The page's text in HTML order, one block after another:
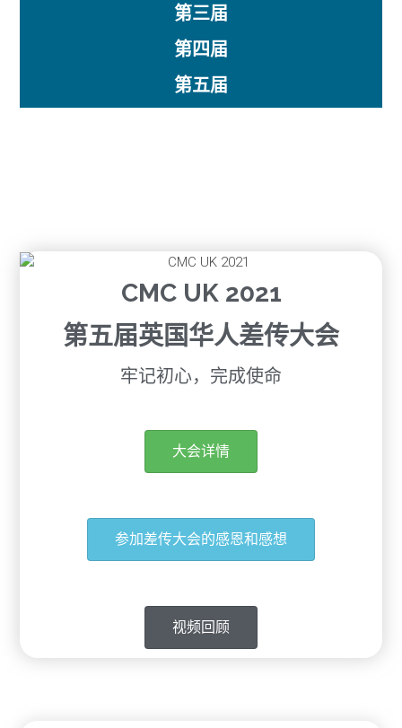
第三届
第四届
第五届
CMC UK 2021
第五届英国华人差传大会
牢记初心，完成使命
大会详情
参加差传大会的感恩和感想
视频回顾